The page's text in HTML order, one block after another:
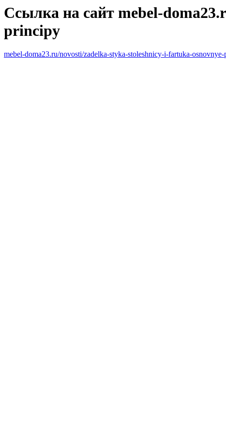
Ссылка на сайт mebel-
principy
mebel-doma23.ru/novosti/zadelka-styka-stoleshnicy-i-fartuka-